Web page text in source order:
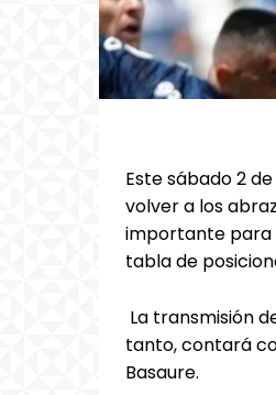
Este sábado 2
volver a los
importante para
tabla de
La transmisión
tanto, contará
Basaure.